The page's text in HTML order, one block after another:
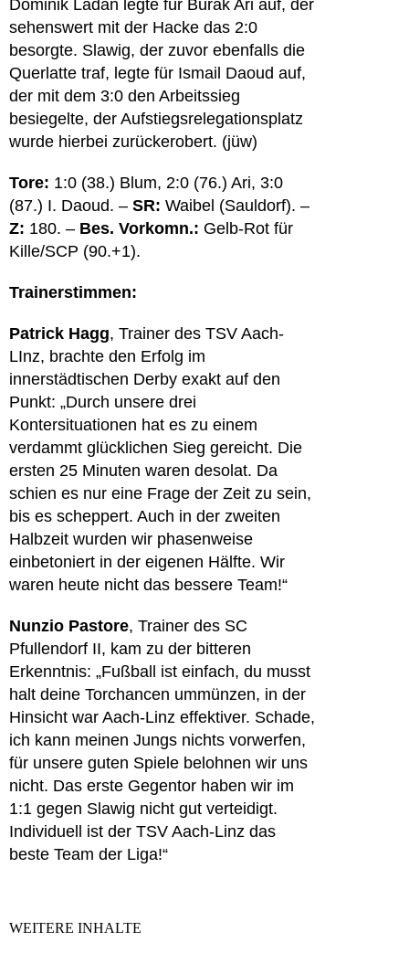
Dominik Ladan legte für Burak Ari auf, der
sehenswert mit der Hacke das 2:0
besorgte. Slawig, der zuvor ebenfalls die
Querlatte traf, legte für Ismail Daoud auf,
der mit dem 3:0 den Arbeitssieg
besiegelte, der Aufstiegsrelegationsplatz
wurde hierbei zurückerobert. (jüw)
Tore: 1:0 (38.) Blum, 2:0 (76.) Ari, 3:0
(87.) I. Daoud. – SR: Waibel (Sauldorf). –
Z: 180. – Bes. Vorkomn.: Gelb-Rot für
Kille/SCP (90.+1).
Trainerstimmen:
Patrick Hagg, Trainer des TSV Aach-
LInz, brachte den Erfolg im
innerstädtischen Derby exakt auf den
Punkt: „Durch unsere drei
Kontersituationen hat es zu einem
verdammt glücklichen Sieg gereicht. Die
ersten 25 Minuten waren desolat. Da
schien es nur eine Frage der Zeit zu sein,
bis es scheppert. Auch in der zweiten
Halbzeit wurden wir phasenweise
einbetoniert in der eigenen Hälfte. Wir
waren heute nicht das bessere Team!“
Nunzio Pastore, Trainer des SC
Pfullendorf II, kam zu der bitteren
Erkenntnis: „Fußball ist einfach, du musst
halt deine Torchancen ummünzen, in der
Hinsicht war Aach-Linz effektiver. Schade,
ich kann meinen Jungs nichts vorwerfen,
für unsere guten Spiele belohnen wir uns
nicht. Das erste Gegentor haben wir im
1:1 gegen Slawig nicht gut verteidigt.
Individuell ist der TSV Aach-Linz das
beste Team der Liga!“
WEITERE INHALTE